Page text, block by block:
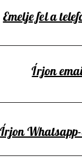
Emelje fel a
Írjon
Írjon